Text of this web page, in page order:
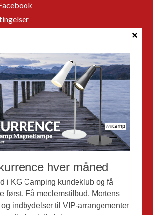
af foto og video
og Vans
og Vans
Kundeklub